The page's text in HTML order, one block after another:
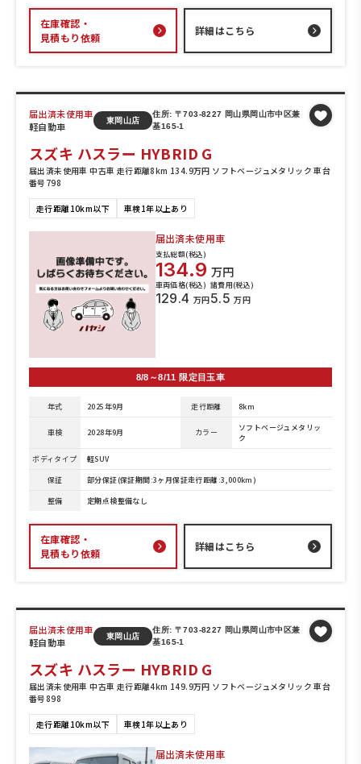
在庫確認・
見積もり依頼
詳細はこちら
届出済未使用車
軽自動車
東岡山店
住所: 〒703-8227 岡山県岡山市中区兼
基165-1
スズキ ハスラー HYBRID G
届出済未使用車 中古車 走行距離8km 134.9万円 ソフトベージュメタリック 車台
番号798
走行距離10km以下 車検1年以上あり
届出済未使用車
支払総額(税込)
134.9 万円
車両価格(税込)
129.4 万円
諸費用(税込)
5.5 万円
8/8～8/11 限定目玉車
年式 2025年9月 走行距離 8km
車検 2028年9月 カラー
ソフトベージュメタリッ
ク
ボディタイプ
軽SUV
保証
部分保証(保証期間:3ヶ月保証走行距離:3,000km)
整備
定期点検整備なし
在庫確認・
見積もり依頼
詳細はこちら
届出済未使用車
軽自動車
東岡山店
住所: 〒703-8227 岡山県岡山市中区兼
基165-1
スズキ ハスラー HYBRID G
届出済未使用車 中古車 走行距離4km 149.9万円 ソフトベージュメタリック 車台
番号898
走行距離10km以下 車検1年以上あり
届出済未使用車